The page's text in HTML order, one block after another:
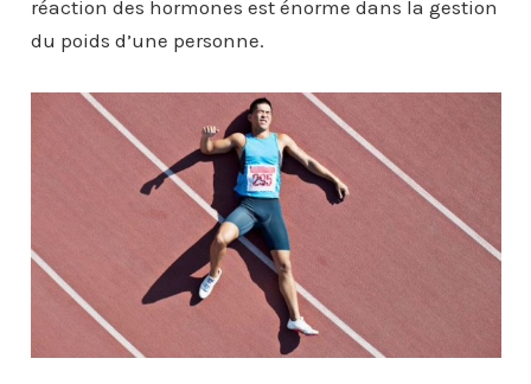
réaction des hormones est énorme dans la gestion
du poids d’une personne.